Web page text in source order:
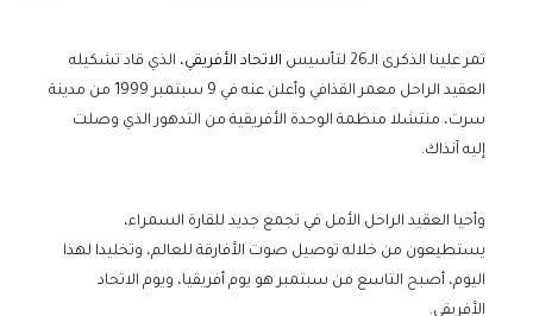
تمر علينا الذكرى الـ26 لتأسيس الاتحاد الأفريقي، الذي قاد تشكيله
العقيد الراحل معمر القذافي وأعلن عنه في 9 سبتمبر 1999 من مدينة
سرت، منتشلا منظمة الوحدة الأفريقية من التدهور الذي وصلت
إليه آنذاك.
وأحيا العقيد الراحل الأمل في تجمع جديد للقارة السمراء،
يستطيعون من خلاله توصيل صوت الأفارقة للعالم، وتخليدا لهذا
اليوم، أصبح التاسع من سبتمبر هو يوم أفريقيا، ويوم الاتحاد
الأفريقي.